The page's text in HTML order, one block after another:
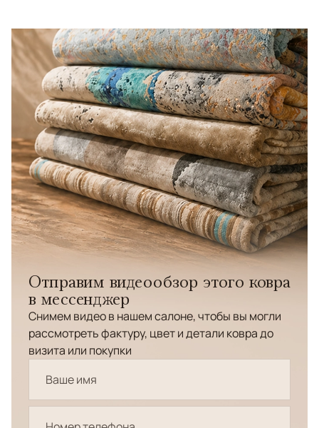
Отправим видеообзор этого ковра
в мессенджер
Снимем видео в нашем салоне, чтобы вы могли
рассмотреть фактуру, цвет и детали ковра до
визита или покупки